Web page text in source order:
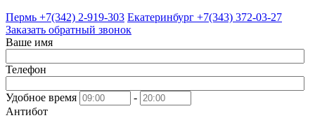
Пермь +7(342) 2-919-303 Екатеринбург +7(343) 372-03-27
Заказать обратный звонок
Ваше имя
Телефон
Удобное время
-
Антибот